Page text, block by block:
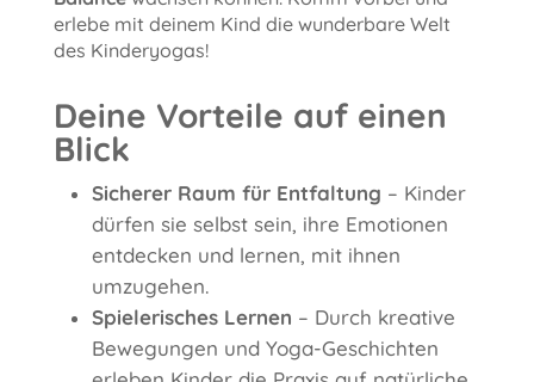
erlebe mit deinem Kind die wunderbare Welt
des Kinderyogas!
Deine Vorteile auf einen
Blick
Sicherer Raum für Entfaltung – Kinder
dürfen sie selbst sein, ihre Emotionen
entdecken und lernen, mit ihnen
umzugehen.
Spielerisches Lernen – Durch kreative
Bewegungen und Yoga-Geschichten